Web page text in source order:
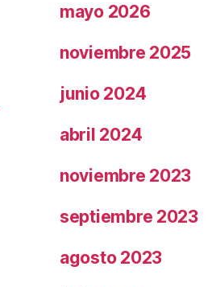
mayo 2026
noviembre 2025
junio 2024
abril 2024
noviembre 2023
septiembre 2023
agosto 2023